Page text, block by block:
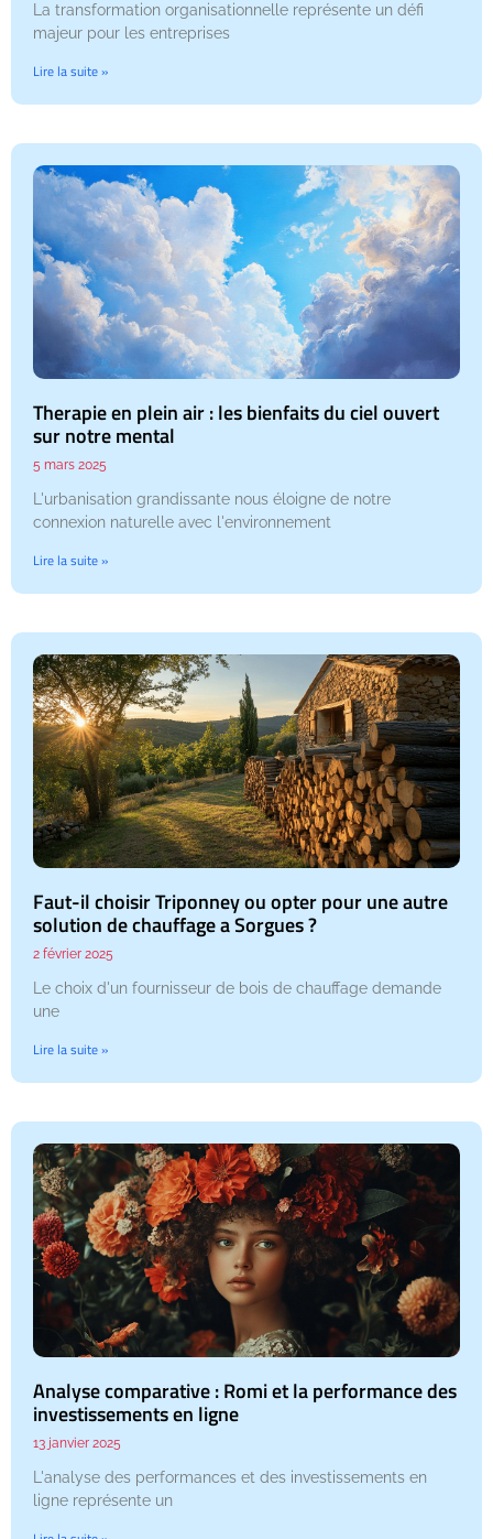
La transformation organisationnelle représente un défi
majeur pour les entreprises
Lire la suite »
Therapie en plein air : les bienfaits du ciel ouvert
sur notre mental
5 mars 2025
L'urbanisation grandissante nous éloigne de notre
connexion naturelle avec l'environnement
Lire la suite »
Faut-il choisir Triponney ou opter pour une autre
solution de chauffage a Sorgues ?
2 février 2025
Le choix d'un fournisseur de bois de chauffage demande
une
Lire la suite »
Analyse comparative : Romi et la performance des
investissements en ligne
13 janvier 2025
L'analyse des performances et des investissements en
ligne représente un